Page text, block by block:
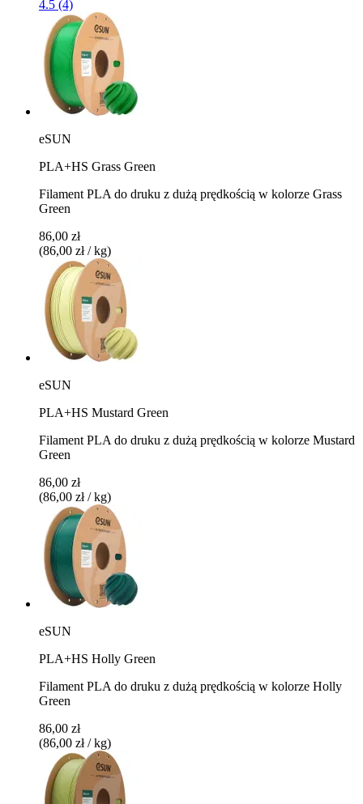
4.5 (4)
eSUN
PLA+HS Grass Green
Filament PLA do druku z dużą prędkością w kolorze Grass
Green
86,00 zł
(86,00 zł / kg)
eSUN
PLA+HS Mustard Green
Filament PLA do druku z dużą prędkością w kolorze Mustard
Green
86,00 zł
(86,00 zł / kg)
eSUN
PLA+HS Holly Green
Filament PLA do druku z dużą prędkością w kolorze Holly
Green
86,00 zł
(86,00 zł / kg)